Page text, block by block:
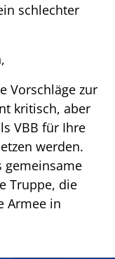
schlechter
Vorschläge zur
kritisch, aber
VBB für Ihre
werden.
gemeinsame
Truppe, die
Armee in